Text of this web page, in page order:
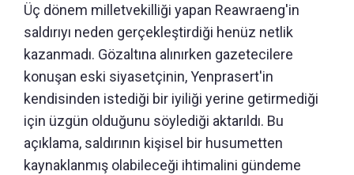
Üç dönem milletvekilliği yapan Reawraeng'in
saldırıyı neden gerçekleştirdiği henüz netlik
kazanmadı. Gözaltına alınırken gazetecilere
konuşan eski siyasetçinin, Yenprasert'in
kendisinden istediği bir iyiliği yerine getirmediği
için üzgün olduğunu söylediği aktarıldı. Bu
açıklama, saldırının kişisel bir husumetten
kaynaklanmış olabileceği ihtimalini gündeme